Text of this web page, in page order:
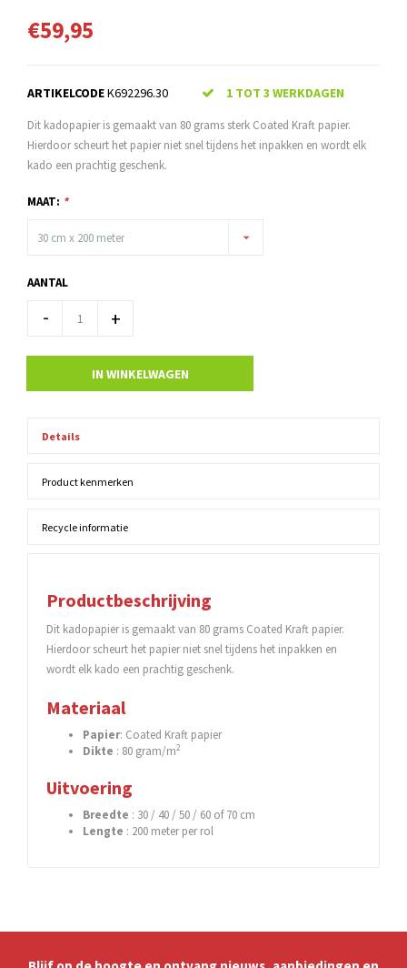
€59,95
ARTIKELCODEK692296.30 1 TOT 3 WERKDAGEN
Dit kadopapier is gemaakt van 80 grams sterk Coated Kraft papier.
Hierdoor scheurt het papier niet snel tijdens het inpakken en wordt elk
kado een prachtig geschenk.
MAAT: *
30 cm x 200 meter
AANTAL
- +
IN WINKELWAGEN
Details
Product kenmerken
Recycle informatie
Productbeschrijving
Dit kadopapier is gemaakt van 80 grams Coated Kraft papier.
Hierdoor scheurt het papier niet snel tijdens het inpakken en
wordt elk kado een prachtig geschenk.
Materiaal
Papier: Coated Kraft papier
Dikte : 80 gram/m2
Uitvoering
Breedte : 30 / 40 / 50 / 60 of 70 cm
Lengte : 200 meter per rol